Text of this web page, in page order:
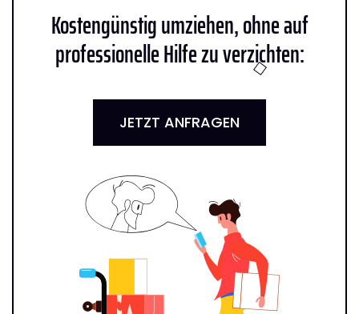
Kostengünstig umziehen, ohne auf
professionelle Hilfe zu verzichten:
JETZT ANFRAGEN